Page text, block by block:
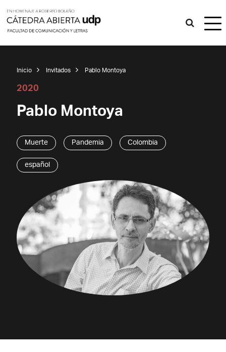
Inicio Invitados Pablo Montoya
2020
Pablo Montoya
Muerte Pandemia Colombia
español